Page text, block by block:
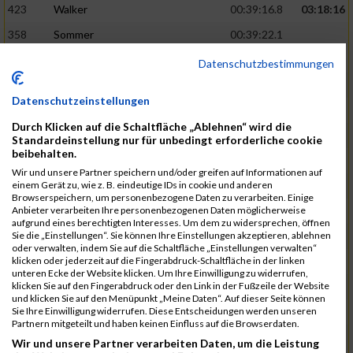
423 Walker 00:39:16.8
03:18:16
358
Sommer
00:39:22.1
00:39:30.1
397
317
Minder 00:39:41.2
03:20:34
422
Mueller
333
Poneleit
00:39:51.7
286
John
00:40:28.1
323
Nitsche
00:40:45.6
389
Wenzlaw 00:40:08.3
03:23:26
252
Dutz
00:40:18.9
373
Torres
00:40:41.2
326
00:40:53.4
Datenschutzbestimmungen
Datenschutzeinstellungen
Durch Klicken auf die Schaltfläche „Ablehnen“ wird die
Standardeinstellung nur für unbedingt erforderliche cookie
beibehalten.
Wir und unsere Partner speichern und/oder greifen auf Informationen auf
einem Gerät zu, wie z. B. eindeutige IDs in cookie und anderen
Browserspeichern, um personenbezogene Daten zu verarbeiten. Einige
Anbieter verarbeiten Ihre personenbezogenen Daten möglicherweise
aufgrund eines berechtigten Interesses. Um dem zu widersprechen, öffnen
Sie die „Einstellungen“. Sie können Ihre Einstellungen akzeptieren, ablehnen
oder verwalten, indem Sie auf die Schaltfläche „Einstellungen verwalten“
klicken oder jederzeit auf die Fingerabdruck-Schaltfläche in der linken
unteren Ecke der Website klicken. Um Ihre Einwilligung zu widerrufen,
klicken Sie auf den Fingerabdruck oder den Link in der Fußzeile der Website
und klicken Sie auf den Menüpunkt „Meine Daten“. Auf dieser Seite können
Sie Ihre Einwilligung widerrufen. Diese Entscheidungen werden unseren
Partnern mitgeteilt und haben keinen Einfluss auf die Browserdaten.
Wir und unsere Partner verarbeiten Daten, um die Leistung